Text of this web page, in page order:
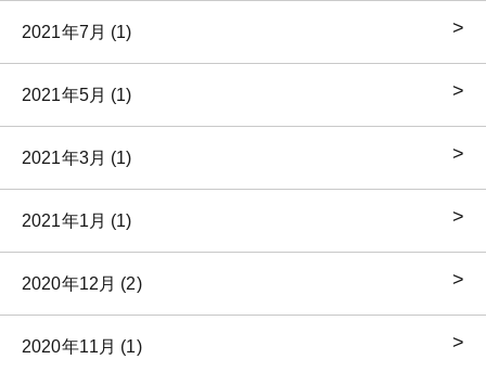
2021年7月 (1)
2021年5月 (1)
2021年3月 (1)
2021年1月 (1)
2020年12月 (2)
2020年11月 (1)